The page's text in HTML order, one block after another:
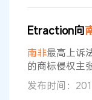
阅政府公报3
天的公众评论
大学知识产权
Etraction向
南非最高上诉
的商标侵权主
胎，这给
布的判决中，
发布时间：